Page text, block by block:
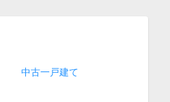
中古一戸建て